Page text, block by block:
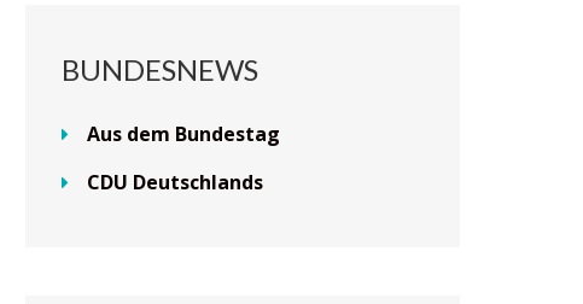
BUNDESNEWS
Aus dem Bundestag
CDU Deutschlands